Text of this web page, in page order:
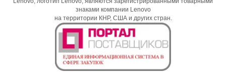
знаками компании Lenovo
на территории КНР, США и других стран.